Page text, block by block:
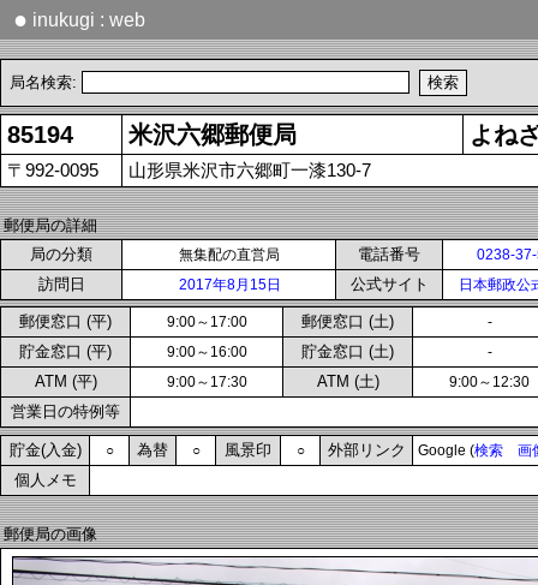
● inukugi : web
局名検索:
85194 米沢六郷郵便局 よね
〒992-0095 山形県米沢市六郷町一漆130-7
郵便局の詳細
局の分類
無集配の直営局 電話番号 0238-
訪問日 2017年8月15日 公式サイト 日本郵政公
郵便窓口 (平) 9:00～17:00 郵便窓口 (土) -
貯金窓口 (平) 9:00～16:00 貯金窓口 (土) -
ATM (平) 9:00～17:30 ATM (土) 9:00～12:30
営業日の特例等
貯金(入金) ○ 為替 ○ 風景印 ○ 外部リンク Google (検索 画
個人メモ
郵便局の画像